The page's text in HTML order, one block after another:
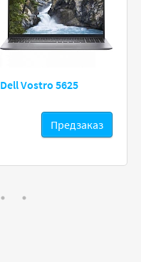
Dell Vostro 5625
Предзаказ